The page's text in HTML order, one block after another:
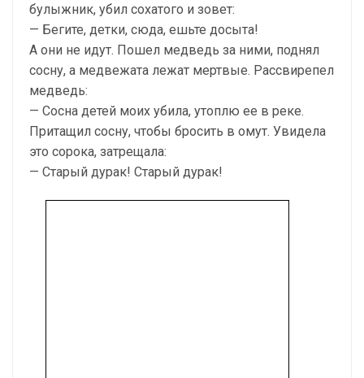
булыжник, убил сохатого и зовет:
— Бегите, детки, сюда, ешьте досыта!
А они не идут. Пошел медведь за ними, поднял
сосну, а медвежата лежат мертвые. Рассвирепел
медведь:
— Сосна детей моих убила, утоплю ее в реке.
Притащил сосну, чтобы бросить в омут. Увидела
это сорока, затрещала:
— Старый дурак! Старый дурак!